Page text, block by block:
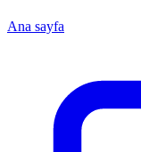
Ana sayfa